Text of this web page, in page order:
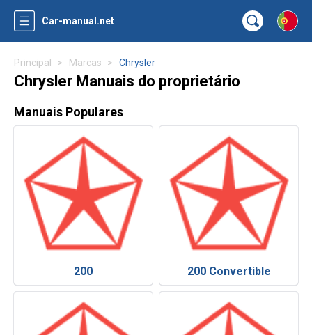
Car-manual.net
Principal Marcas Chrysler
Chrysler Manuais do proprietário
Manuais Populares
200 200 Convertible